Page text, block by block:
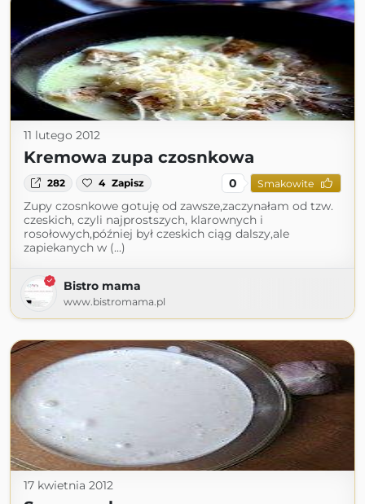
11 lutego 2012
Kremowa zupa czosnkowa
282 4 Zapisz 0 Smakowite
Zupy czosnkowe gotuję od zawsze,zaczynałam od tzw.
czeskich, czyli najprostszych, klarownych i
rosołowych,później był czeskich ciąg dalszy,ale
zapiekanych w (...)
Bistro mama
www.bistromama.pl
17 kwietnia 2012